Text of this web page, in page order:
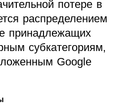
потере в
распределением
принадлежащих
субкатегориям,
Google